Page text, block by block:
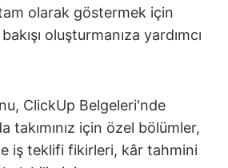
olarak göstermek için
oluşturmanıza yardımcı
ClickUp Belgeleri'nde
takımınız için özel bölümler,
iş teklifi fikirleri, kâr tahmini